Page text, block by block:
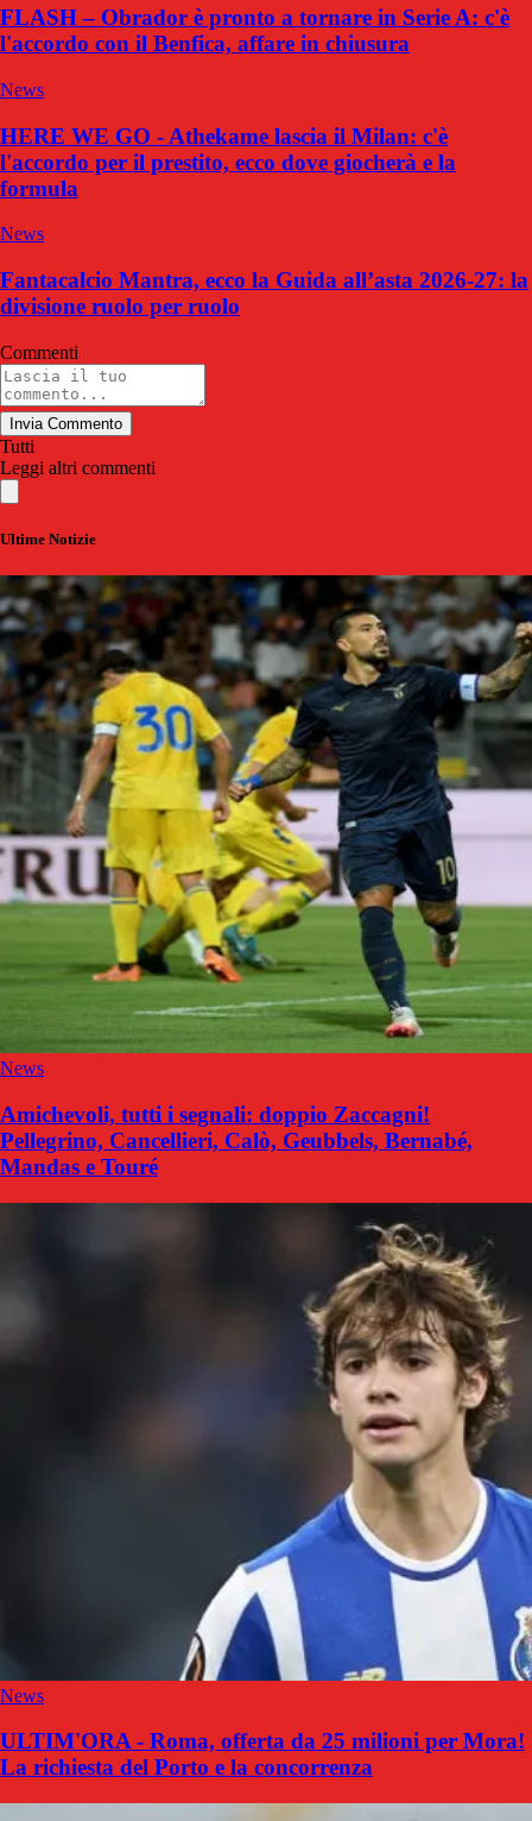
FLASH – Obrador è pronto a tornare in Serie A: c'è
l'accordo con il Benfica, affare in chiusura
News
HERE WE GO - Athekame lascia il Milan: c'è
l'accordo per il prestito, ecco dove giocherà e la
formula
News
Fantacalcio Mantra, ecco la Guida all’asta 2026-27: la
divisione ruolo per ruolo
Commenti
Invia Commento
Tutti
Leggi altri commenti
Ultime Notizie
News
Amichevoli, tutti i segnali: doppio Zaccagni!
Pellegrino, Cancellieri, Calò, Geubbels, Bernabé,
Mandas e Touré
News
ULTIM'ORA - Roma, offerta da 25 milioni per Mora!
La richiesta del Porto e la concorrenza